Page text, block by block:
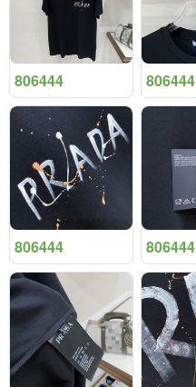
806444 806444
806444 806444